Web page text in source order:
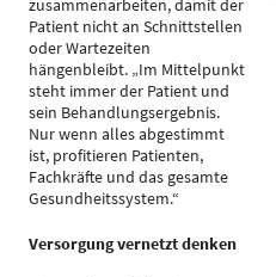
zusammenarbeiten, damit der
Patient nicht an Schnittstellen
oder Wartezeiten
hängenbleibt. „Im Mittelpunkt
steht immer der Patient und
sein Behandlungsergebnis.
Nur wenn alles abgestimmt
ist, profitieren Patienten,
Fachkräfte und das gesamte
Gesundheitssystem.“
Versorgung vernetzt denken